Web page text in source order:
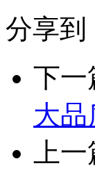
分享到
下一
大品
上一